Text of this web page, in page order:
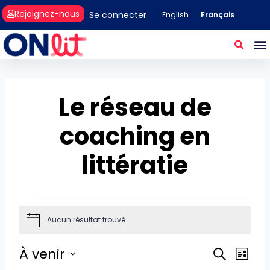
Se connecter
Rejoignez-nous English Français
Le réseau de
coaching en
littératie
NoticeAucun résultat trouvé.
Liste
À venir